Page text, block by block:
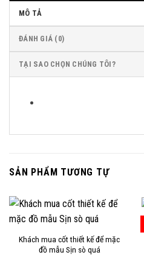
MÔ TẢ
ĐÁNH GIÁ (0)
TẠI SAO CHỌN CHÚNG TÔI?
SẢN PHẨM TƯƠNG TỰ
Khách mua cốt thiết kế để mặc
đồ mẫu Sịn sò quá